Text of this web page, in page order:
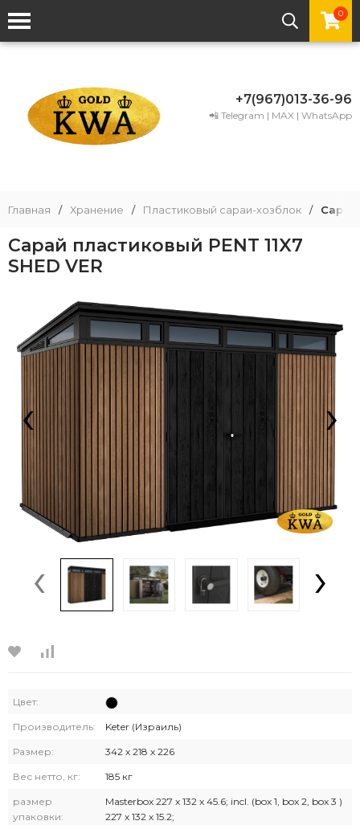
0
+7(967)013-36-96
📲 Telegram | MAX | WhatsApp
Главная / Хранение / Пластиковый сараи-хозблок / Сарай
Сарай пластиковый PENT 11X7
SHED VER
‹ ›
‹ ›
Цвет:
Производитель: Keter (Израиль)
Размер: 342 x 218 x 226
Вес нетто, кг: 185 кг
размер
упаковки:
Masterbox 227 x 132 x 45.6; incl. (box 1, box 2, box 3 )
227 x 132 x 15.2;